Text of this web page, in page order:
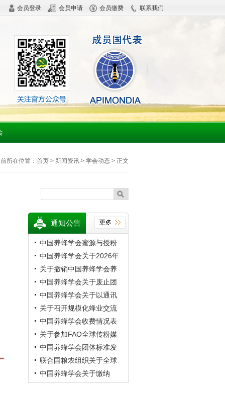
会员登录 会员申请 会员缴费 联系我们
所在位置： 首页 > 新闻资讯 > 学会动态 > 正文
通知公告
中国养蜂学会蜜源与授粉
专业委员会第20次蜜蜂授
粉学术交流会暨向日葵授
粉现场观摩会通知 （第二
轮）
中国养蜂学会关于2026年
学术年会的预通知
关于撤销中国养蜂学会养
蜂者专业委员会的公告
中国养蜂学会关于废止团
体标准《成熟蜂蜜》的公
告
中国养蜂学会关于以通讯
方式召开第九届第四次理
事会的通知
关于召开规模化蜂业交流
观摩会的通知
中国养蜂学会收费情况表
关于参加FAO全球传粉媒
介平台研讨会的通知
中国养蜂学会团体标准发
布公告
联合国粮农组织关于全球
传粉媒介平台研讨会的通
中国养蜂学会关于缴纳